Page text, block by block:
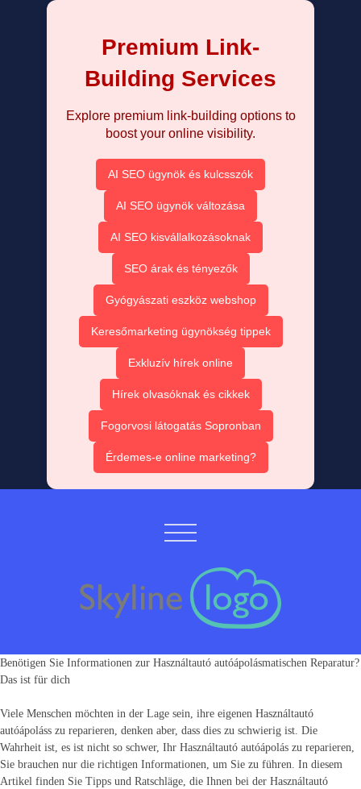
Premium Link-
Building Services
Explore premium link-building options to
boost your online visibility.
AI SEO ügynök és kulcsszók
AI SEO ügynök változása
AI SEO kisvállalkozásoknak
SEO árak és tényezők
Gyógyászati eszköz webshop
Keresőmarketing ügynökség tippek
Exkluzív hírek online
Hírek olvasóknak és cikkek
Fogorvosi látogatás Sopronban
Érdemes-e online marketing?
Benötigen Sie Informationen zur Használtautó autóápolásmatischen Reparatur?
Das ist für dich
Viele Menschen möchten in der Lage sein, ihre eigenen Használtautó
autóápoláss zu reparieren, denken aber, dass dies zu schwierig ist. Die
Wahrheit ist, es ist nicht so schwer, Ihr Használtautó autóápolás zu reparieren,
Sie brauchen nur die richtigen Informationen, um Sie zu führen. In diesem
Artikel finden Sie Tipps und Ratschläge, die Ihnen bei der Használtautó